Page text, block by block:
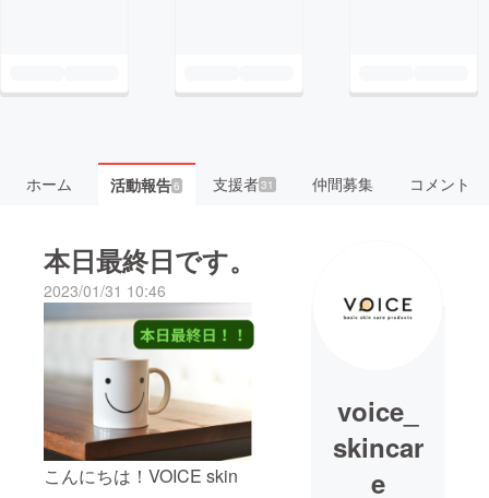
ホーム 活動報告6 支援者31 仲間募集 コメント
本日最終日です。
2023/01/31 10:46
こんにちは！VOICE skin
voice_
skincar
e